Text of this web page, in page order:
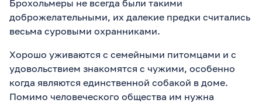
Брохольмеры не всегда были такими
доброжелательными, их далекие предки считались
весьма суровыми охранниками.
Хорошо уживаются с семейными питомцами и с
удовольствием знакомятся с чужими, особенно
когда являются единственной собакой в доме.
Помимо человеческого общества им нужна